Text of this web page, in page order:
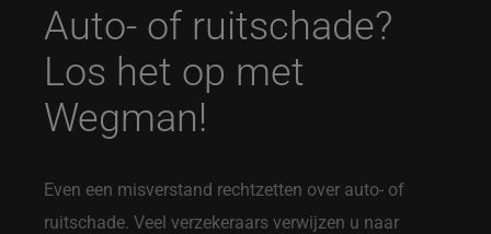
Auto- of ruitschade?
Los het op met
Wegman!
Even een misverstand rechtzetten over auto- of
ruitschade. Veel verzekeraars verwijzen u naar